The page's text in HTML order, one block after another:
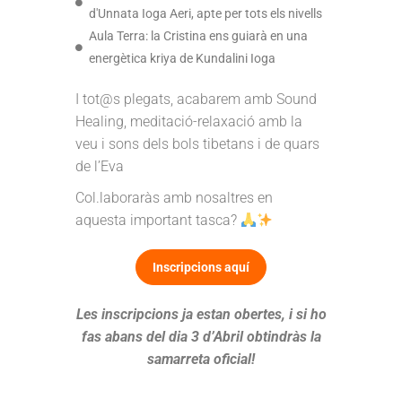
d'Unnata Ioga Aeri, apte per tots els nivells
Aula Terra: la Cristina ens guiarà en una
energètica kriya de Kundalini Ioga
I tot@s plegats, acabarem amb Sound
Healing, meditació-relaxació amb la
veu i sons dels bols tibetans i de quars
de l’Eva
Col.laboraràs amb nosaltres en
aquesta important tasca?
Inscripcions aquí
Les inscripcions ja estan obertes, i si ho
fas abans del dia 3 d’Abril obtindràs la
samarreta oficial!